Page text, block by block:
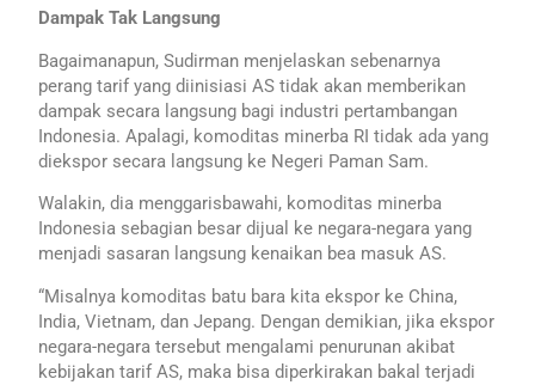
Dampak Tak Langsung
Bagaimanapun, Sudirman menjelaskan sebenarnya
perang tarif yang diinisiasi AS tidak akan memberikan
dampak secara langsung bagi industri pertambangan
Indonesia. Apalagi, komoditas minerba RI tidak ada yang
diekspor secara langsung ke Negeri Paman Sam.
Walakin, dia menggarisbawahi, komoditas minerba
Indonesia sebagian besar dijual ke negara-negara yang
menjadi sasaran langsung kenaikan bea masuk AS.
“Misalnya komoditas batu bara kita ekspor ke China,
India, Vietnam, dan Jepang. Dengan demikian, jika ekspor
negara-negara tersebut mengalami penurunan akibat
kebijakan tarif AS, maka bisa diperkirakan bakal terjadi